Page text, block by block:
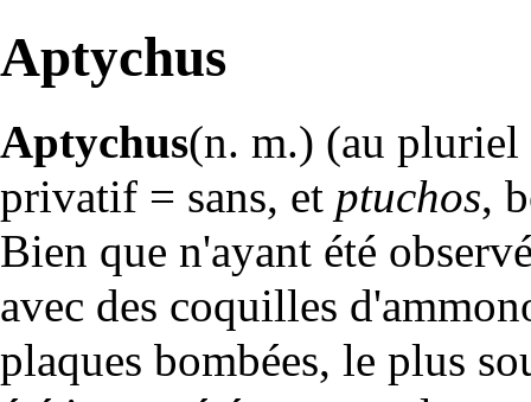
Aptychus
Aptychus(n. m.) (au
privatif = sans, et ptuchos,
Bien que n'ayant été
avec des coquilles d'
plaques bombées, le plus